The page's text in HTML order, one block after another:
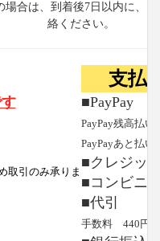
合は、到着後7日以内に、
絡ください。
取引のみ承りま
支払
■PayPay
PayPay残高払い
PayPayあと払い
■クレジッ
■コンビニ
■代引
手数料 440円と